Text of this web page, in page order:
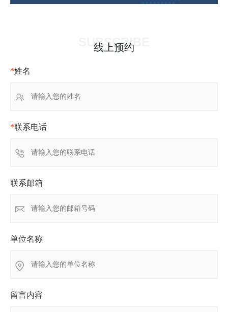
线上预约
SUBSCRIBE
*姓名
*联系电话
联系邮箱
单位名称
留言内容